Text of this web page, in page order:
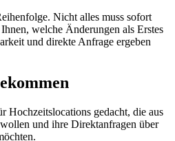
Nicht alles muss sofort
welche Änderungen als Erstes
und direkte Anfrage ergeben
Hochzeitslocations gedacht, die aus
und ihre Direktanfragen über